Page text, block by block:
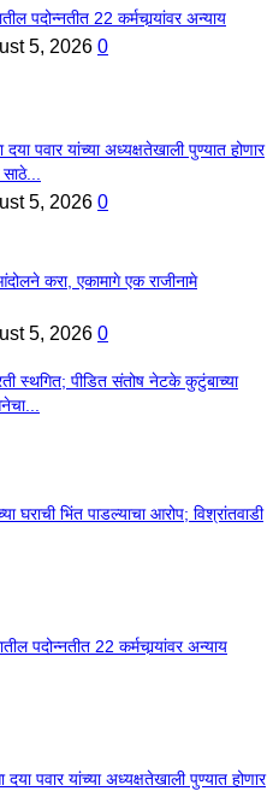
पदोन्नतीत 22 कर्मचार्‍यांवर अन्याय
5, 2026 0
पवार यांच्या अध्यक्षतेखाली पुण्यात होणार
5, 2026 0
करा, एकामागे एक राजीनामे
5, 2026 0
स्थगित; पीडित संतोष नेटके कुटुंबाच्या
घराची भिंत पाडल्याचा आरोप; विश्रांतवाडी
पदोन्नतीत 22 कर्मचार्‍यांवर अन्याय
दया पवार यांच्या अध्यक्षतेखाली पुण्यात होणार